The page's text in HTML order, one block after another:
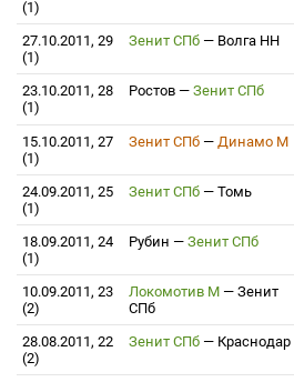
(1)
27.10.2011, 29
(1)
Зенит СПб — Волга НН
23.10.2011, 28
(1)
Ростов — Зенит СПб
15.10.2011, 27
(1)
Зенит СПб — Динамо М
24.09.2011, 25
(1)
Зенит СПб — Томь
18.09.2011, 24
(1)
Рубин — Зенит СПб
10.09.2011, 23
(2)
Локомотив М — Зенит
СПб
28.08.2011, 22
(2)
Зенит СПб — Краснодар